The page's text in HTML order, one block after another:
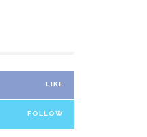
LIKE
FOLLOW